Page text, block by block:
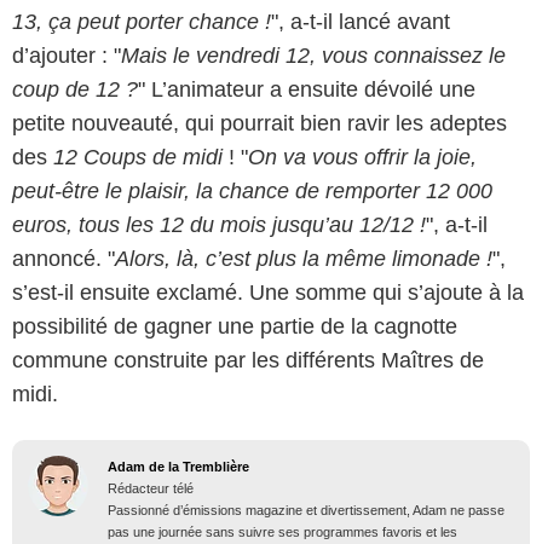
13, ça peut porter chance !", a-t-il lancé avant
d’ajouter : "Mais le vendredi 12, vous connaissez le
coup de 12 ?" L’animateur a ensuite dévoilé une
petite nouveauté, qui pourrait bien ravir les adeptes
des 12 Coups de midi! "On va vous offrir la joie,
peut-être le plaisir, la chance de remporter 12 000
euros, tous les 12 du mois jusqu’au 12/12 !", a-t-il
annoncé. "Alors, là, c’est plus la même limonade !",
s’est-il ensuite exclamé. Une somme qui s’ajoute à la
possibilité de gagner une partie de la cagnotte
commune construite par les différents Maîtres de
midi.
Adam de la Tremblière
Rédacteur télé
Passionné d’émissions magazine et divertissement, Adam ne passe
pas une journée sans suivre ses programmes favoris et les